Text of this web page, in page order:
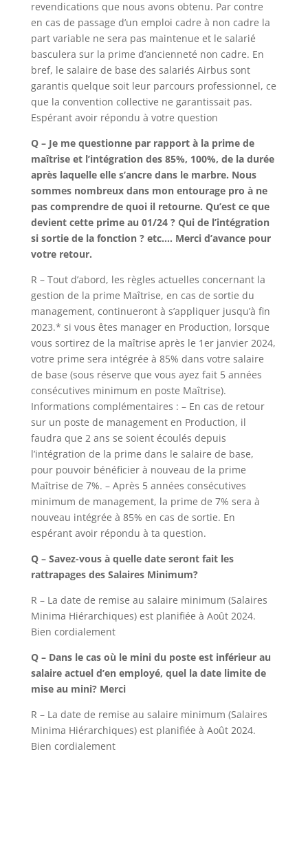
revendications que nous avons obtenu. Par contre
en cas de passage d’un emploi cadre à non cadre la
part variable ne sera pas maintenue et le salarié
basculera sur la prime d’ancienneté non cadre. En
bref, le salaire de base des salariés Airbus sont
garantis quelque soit leur parcours professionnel, ce
que la convention collective ne garantissait pas.
Espérant avoir répondu à votre question
Q – Je me questionne par rapport à la prime de
maîtrise et l’intégration des 85%, 100%, de la durée
après laquelle elle s’ancre dans le marbre. Nous
sommes nombreux dans mon entourage pro à ne
pas comprendre de quoi il retourne. Qu’est ce que
devient cette prime au 01/24 ? Qui de l’intégration
si sortie de la fonction ? etc…. Merci d’avance pour
votre retour.
R – Tout d’abord, les règles actuelles concernant la
gestion de la prime Maîtrise, en cas de sortie du
management, continueront à s’appliquer jusqu’à fin
2023.* si vous êtes manager en Production, lorsque
vous sortirez de la maîtrise après le 1er janvier 2024,
votre prime sera intégrée à 85% dans votre salaire
de base (sous réserve que vous ayez fait 5 années
consécutives minimum en poste Maîtrise).
Informations complémentaires : – En cas de retour
sur un poste de management en Production, il
faudra que 2 ans se soient écoulés depuis
l’intégration de la prime dans le salaire de base,
pour pouvoir bénéficier à nouveau de la prime
Maîtrise de 7%. – Après 5 années consécutives
minimum de management, la prime de 7% sera à
nouveau intégrée à 85% en cas de sortie. En
espérant avoir répondu à ta question.
Q – Savez-vous à quelle date seront fait les
rattrapages des Salaires Minimum?
R – La date de remise au salaire minimum (Salaires
Minima Hiérarchiques) est planifiée à Août 2024.
Bien cordialement
Q – Dans le cas où le mini du poste est inférieur au
salaire actuel d’en employé, quel la date limite de
mise au mini? Merci
R – La date de remise au salaire minimum (Salaires
Minima Hiérarchiques) est planifiée à Août 2024.
Bien cordialement